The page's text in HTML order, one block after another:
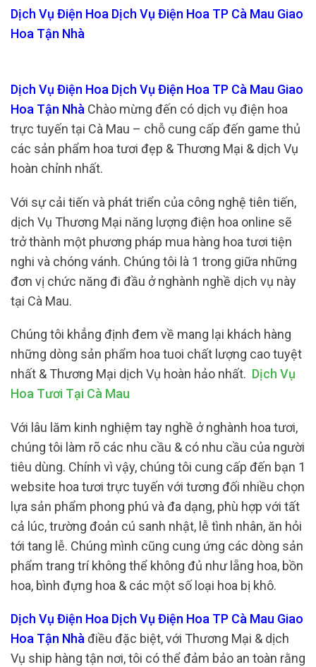
Dịch Vụ Điện Hoa Dịch Vụ Điện Hoa TP Cà Mau Giao
Hoa Tận Nhà
Dịch Vụ Điện Hoa Dịch Vụ Điện Hoa TP Cà Mau Giao
Hoa Tận Nhà Chào mừng đến có dịch vụ điện hoa
trực tuyến tại Cà Mau – chỗ cung cấp đến game thủ
các sản phẩm hoa tươi đẹp & Thương Mại & dịch Vụ
hoàn chỉnh nhất.
Với sự cải tiến và phát triển của công nghệ tiên tiến,
dịch Vụ Thương Mại năng lượng điện hoa online sẽ
trở thành một phương pháp mua hàng hoa tươi tiện
nghi và chóng vánh. Chúng tôi là 1 trong giữa những
đơn vị chức năng đi đầu ở nghành nghề dịch vụ này
tại Cà Mau.
Chúng tôi khẳng định đem về mang lại khách hàng
những dòng sản phẩm hoa tuoi chất lượng cao tuyệt
nhất & Thương Mại dịch Vụ hoàn hảo nhất. Dịch Vụ
Hoa Tươi Tại Cà Mau
Với lâu lăm kinh nghiệm tay nghề ở nghành hoa tươi,
chúng tôi làm rõ các nhu cầu & có nhu cầu của người
tiêu dùng. Chính vì vậy, chúng tôi cung cấp đến bạn 1
website hoa tươi trực tuyến với tương đối nhiều chọn
lựa sản phẩm phong phú và đa dạng, phù hợp với tất
cả lúc, trường đoản cú sanh nhật, lễ tình nhân, ăn hỏi
tới tang lễ. Chúng mình cũng cung ứng các dòng sản
phẩm trang trí không thể không đủ như lẵng hoa, bồn
hoa, bình đựng hoa & các một số loại hoa bị khô.
Dịch Vụ Điện Hoa Dịch Vụ Điện Hoa TP Cà Mau Giao
Hoa Tận Nhà điều đặc biệt, với Thương Mại & dịch
Vụ ship hàng tận nơi, tôi có thể đảm bảo an toàn rằng